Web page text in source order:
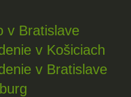
v Bratislave
v Košiciach
v Bratislave